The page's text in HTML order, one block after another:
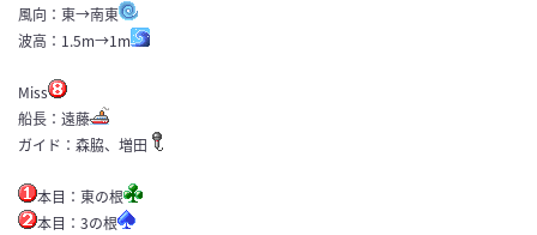
風向：東→南東
波高：1.5m→1m
Miss
船長：遠藤
ガイド：森脇、増田
本目：東の根
本目：3の根